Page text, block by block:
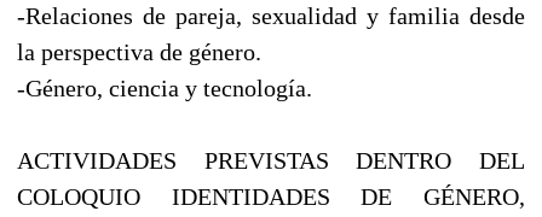
-Relaciones de pareja, sexualidad y familia desde
la perspectiva de género.
-Género, ciencia y tecnología.
ACTIVIDADES PREVISTAS DENTRO DEL
COLOQUIO IDENTIDADES DE GÉNERO,